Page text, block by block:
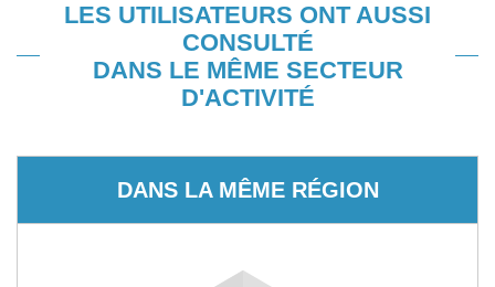
LES UTILISATEURS ONT AUSSI
CONSULTÉ
DANS LE MÊME SECTEUR
D'ACTIVITÉ
DANS LA MÊME RÉGION